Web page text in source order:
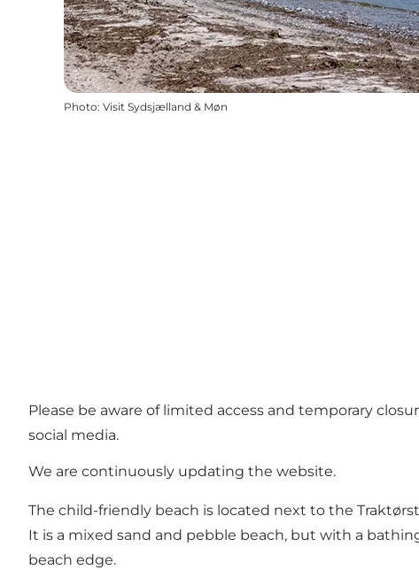
Photo: Visit Sydsjælland & Møn
Please be aware of limited access and temporary
social media.
We are continuously updating the website.
The child-friendly beach is located next to the
It is a mixed sand and pebble beach, but with a
beach edge.